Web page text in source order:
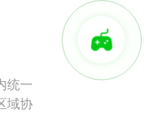
统一
域协